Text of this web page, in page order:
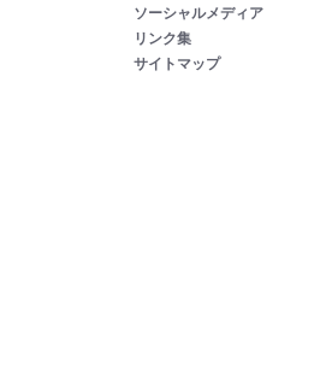
ソーシャルメディア
リンク集
サイトマップ